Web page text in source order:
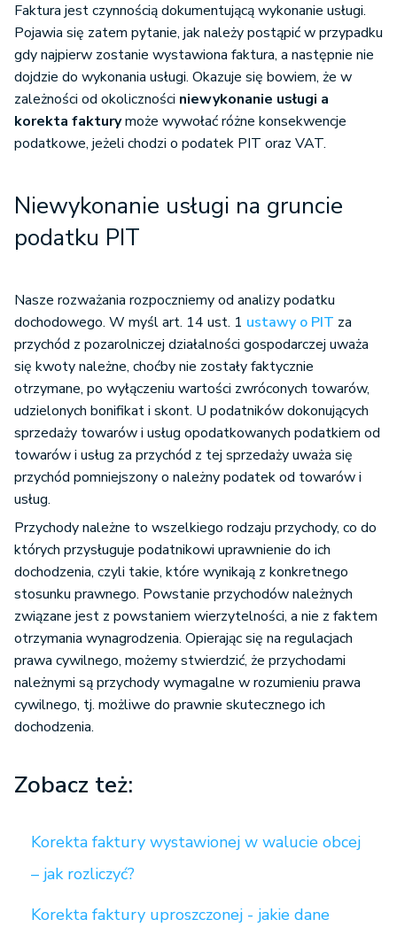
Faktura jest czynnością dokumentującą wykonanie usługi.
Pojawia się zatem pytanie, jak należy postąpić w przypadku
gdy najpierw zostanie wystawiona faktura, a następnie nie
dojdzie do wykonania usługi. Okazuje się bowiem, że w
zależności od okoliczności niewykonanie usługi a
korekta fakturymoże wywołać różne konsekwencje
podatkowe, jeżeli chodzi o podatek PIT oraz VAT.
Niewykonanie usługi na gruncie
podatku PIT
Nasze rozważania rozpoczniemy od analizy podatku
dochodowego. W myśl art. 14 ust. 1 ustawy o PIT za
przychód z pozarolniczej działalności gospodarczej uważa
się kwoty należne, choćby nie zostały faktycznie
otrzymane, po wyłączeniu wartości zwróconych towarów,
udzielonych bonifikat i skont. U podatników dokonujących
sprzedaży towarów i usług opodatkowanych podatkiem od
towarów i usług za przychód z tej sprzedaży uważa się
przychód pomniejszony o należny podatek od towarów i
usług.
Przychody należne to wszelkiego rodzaju przychody, co do
których przysługuje podatnikowi uprawnienie do ich
dochodzenia, czyli takie, które wynikają z konkretnego
stosunku prawnego. Powstanie przychodów należnych
związane jest z powstaniem wierzytelności, a nie z faktem
otrzymania wynagrodzenia. Opierając się na regulacjach
prawa cywilnego, możemy stwierdzić, że przychodami
należnymi są przychody wymagalne w rozumieniu prawa
cywilnego, tj. możliwe do prawnie skutecznego ich
dochodzenia.
Zobacz też:
Korekta faktury wystawionej w walucie obcej
– jak rozliczyć?
Korekta faktury uproszczonej - jakie dane